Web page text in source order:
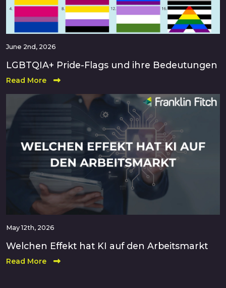
June 2nd, 2026
LGBTQIA+ Pride-Flags und ihre Bedeutungen
Read More
May 12th, 2026
Welchen Effekt hat KI auf den Arbeitsmarkt
Read More